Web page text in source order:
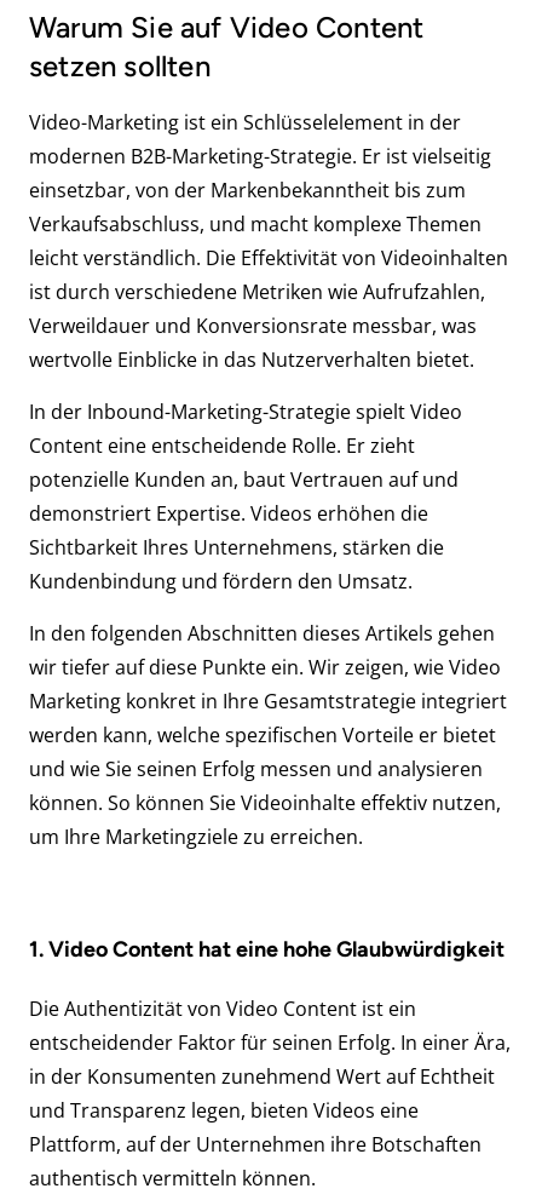
Warum Sie auf Video Content
setzen sollten
Video-Marketing ist ein Schlüsselelement in der
modernen B2B-Marketing-Strategie. Er ist vielseitig
einsetzbar, von der Markenbekanntheit bis zum
Verkaufsabschluss, und macht komplexe Themen
leicht verständlich. Die Effektivität von Videoinhalten
ist durch verschiedene Metriken wie Aufrufzahlen,
Verweildauer und Konversionsrate messbar, was
wertvolle Einblicke in das Nutzerverhalten bietet.
In der Inbound-Marketing-Strategie spielt Video
Content eine entscheidende Rolle. Er zieht
potenzielle Kunden an, baut Vertrauen auf und
demonstriert Expertise. Videos erhöhen die
Sichtbarkeit Ihres Unternehmens, stärken die
Kundenbindung und fördern den Umsatz.
In den folgenden Abschnitten dieses Artikels gehen
wir tiefer auf diese Punkte ein. Wir zeigen, wie Video
Marketing konkret in Ihre Gesamtstrategie integriert
werden kann, welche spezifischen Vorteile er bietet
und wie Sie seinen Erfolg messen und analysieren
können. So können Sie Videoinhalte effektiv nutzen,
um Ihre Marketingziele zu erreichen.
1. Video Content hat eine hohe Glaubwürdigkeit
Die Authentizität von Video Content ist ein
entscheidender Faktor für seinen Erfolg. In einer Ära,
in der Konsumenten zunehmend Wert auf Echtheit
und Transparenz legen, bieten Videos eine
Plattform, auf der Unternehmen ihre Botschaften
authentisch vermitteln können.